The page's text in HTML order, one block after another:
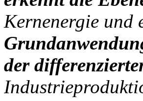
Kernenergie und
der